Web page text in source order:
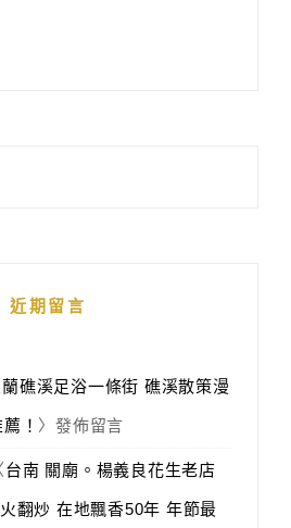
近期留言
礁溪足浴一條街 礁溪散策漫
！ 〉發佈留言
台南 關廟。楊義良花生老店
翻炒 在地飄香50年 年節最